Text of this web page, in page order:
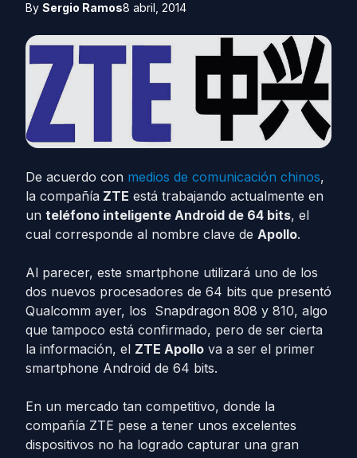
By Sergio Ramos8 abril, 2014
De acuerdo con medios de comunicación chinos,
la compañía ZTE está trabajando actualmente en
un teléfono inteligente Android de 64 bits, el
cual corresponde al nombre clave de Apollo.
Al parecer, este smartphone utilizará uno de los
dos nuevos procesadores de 64 bits que presentó
Qualcomm ayer, los Snapdragon 808 y 810, algo
que tampoco está confirmado, pero de ser cierta
la información, el ZTE Apollo va a ser el primer
smartphone Android de 64 bits.
En un mercado tan competitivo, donde la
compañía ZTE pese a tener unos excelentes
dispositivos no ha logrado capturar una gran